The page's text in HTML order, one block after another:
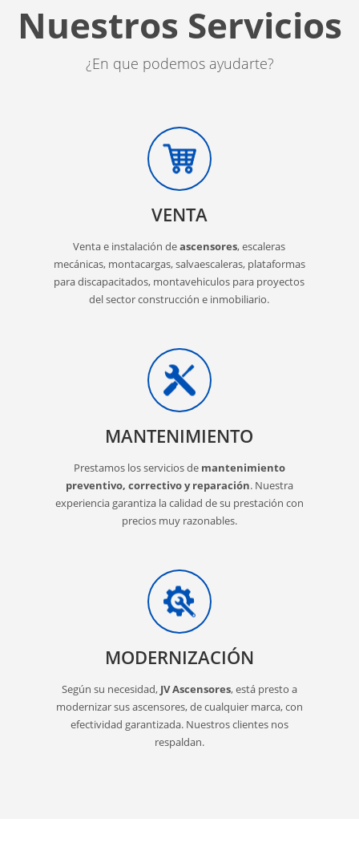
Nuestros Servicios
¿En que podemos ayudarte?
VENTA
Venta e instalación deascensores, escaleras
mecánicas, montacargas, salvaescaleras, plataformas
para discapacitados, montavehiculos para proyectos
del sector construcción e inmobiliario.
MANTENIMIENTO
Prestamos los servicios de mantenimiento
preventivo, correctivo y reparación. Nuestra
experiencia garantiza la calidad de su prestación con
precios muy razonables.
MODERNIZACIÓN
Según su necesidad, JV Ascensores, está presto a
modernizar sus ascensores, de cualquier marca, con
efectividad garantizada. Nuestros clientes nos
respaldan.